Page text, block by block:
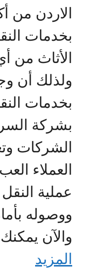
الاردن من
بخدمات
الأثاث من
ولذلك أن
بخدمات
بشركة
الشركات
العملاء
عملية
ووصوله
والآن
المزيد